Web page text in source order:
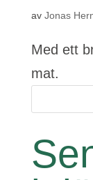
av Jonas
Med ett
mat.